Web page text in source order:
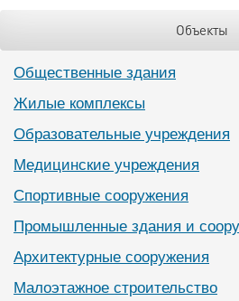
Объекты
Общественные здания
Жилые комплексы
Образовательные учреждения
Медицинские учреждения
Спортивные сооружения
Промышленные здания и
Архитектурные сооружения
Малоэтажное строительство